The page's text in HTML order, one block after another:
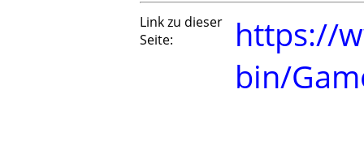
Link zu dieser
Seite:
https://
bin/